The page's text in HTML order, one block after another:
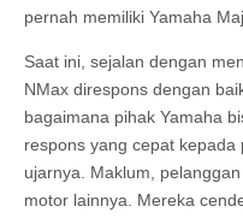
pernah memiliki Yamaha
Saat ini, sejalan dengan
NMax direspons dengan
bagaimana pihak Yamaha
respons yang cepat kepada
ujarnya. Maklum,
motor lainnya. Mereka